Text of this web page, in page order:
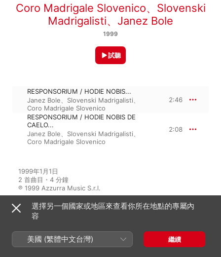
Coro Madrigale Slovenico、 Slovenski
Madrigalisti、 Janez Bole
1999
試聽
RESPONSORIUM / HODIE NOBIS...
Janez Bole
Slovenski Madrigalisti
Coro Madrigale Slovenico
2:46
RESPONSORIUM / HODIE NOBIS DE
CAELO...
Janez Bole
Slovenski Madrigalisti
Coro Madrigale Slovenico
2:08
1999年1月1日
2 首曲目・4 分鐘
℗ 1999 Azzurra Music S.r.l.
選擇另一個國家或地區來查看你所在地點的專屬內
容
美國 (繁體中文台灣) 繼續